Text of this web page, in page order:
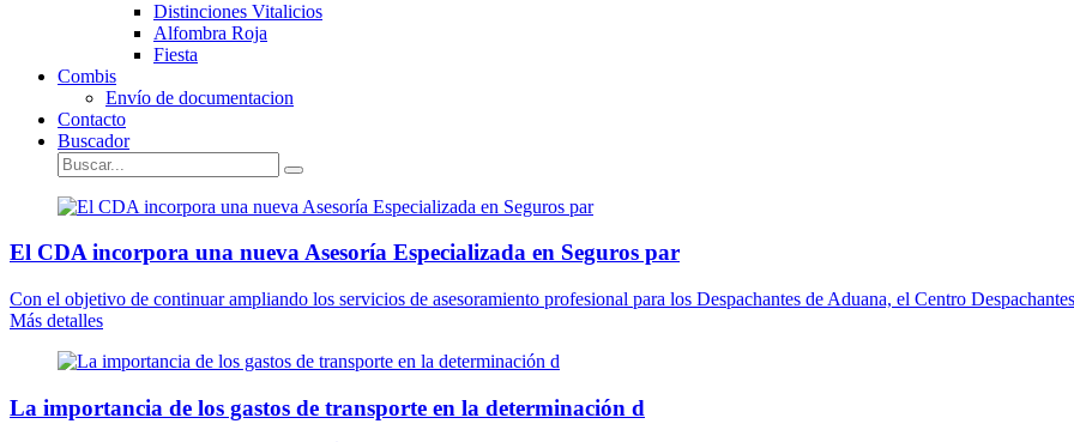
Distinciones Vitalicios
Alfombra Roja
Fiesta
Combis
Envío de documentacion
Contacto
Buscador
El CDA incorpora una nueva Asesoría Especializada en Seguros par
Con el objetivo de continuar ampliando los servicios de asesoramiento profesional para los Despachantes de Aduana, el Centro
Más detalles
La importancia de los gastos de transporte en la determinación d